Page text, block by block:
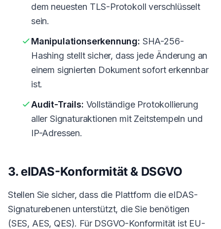
dem neuesten TLS-Protokoll verschlüsselt
sein.
Manipulationserkennung: SHA-256-
Hashing stellt sicher, dass jede Änderung an
einem signierten Dokument sofort erkennbar
ist.
Audit-Trails: Vollständige Protokollierung
aller Signaturaktionen mit Zeitstempeln und
IP-Adressen.
3. eIDAS-Konformität & DSGVO
Stellen Sie sicher, dass die Plattform die eIDAS-
Signaturebenen unterstützt, die Sie benötigen
(SES, AES, QES). Für DSGVO-Konformität ist EU-